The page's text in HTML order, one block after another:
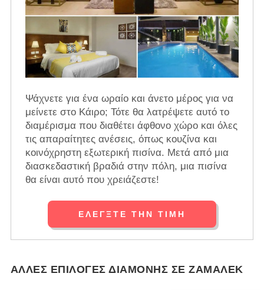
Ψάχνετε για ένα ωραίο και άνετο μέρος για να
μείνετε στο Κάιρο; Τότε θα λατρέψετε αυτό το
διαμέρισμα που διαθέτει άφθονο χώρο και όλες
τις απαραίτητες ανέσεις, όπως κουζίνα και
κοινόχρηστη εξωτερική πισίνα. Μετά από μια
διασκεδαστική βραδιά στην πόλη, μια πισίνα
θα είναι αυτό που χρειάζεστε!
ΕΛΈΓΞΤΕ ΤΗΝ ΤΙΜΉ
ΆΛΛΕΣ ΕΠΙΛΟΓΈΣ ΔΙΑΜΟΝΉΣ ΣΕ ΖΆΜΑΛΕΚ